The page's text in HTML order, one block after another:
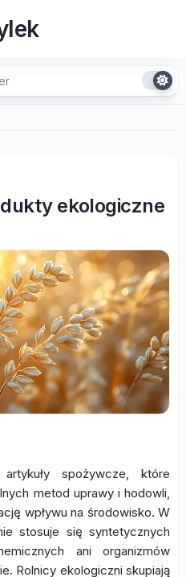
ekologiczne
spożywcze, które
metod uprawy i hodowli,
wpływu na środowisko. W
stosuje się syntetycznych
ani organizmów
Rolnicy ekologiczni skupiają